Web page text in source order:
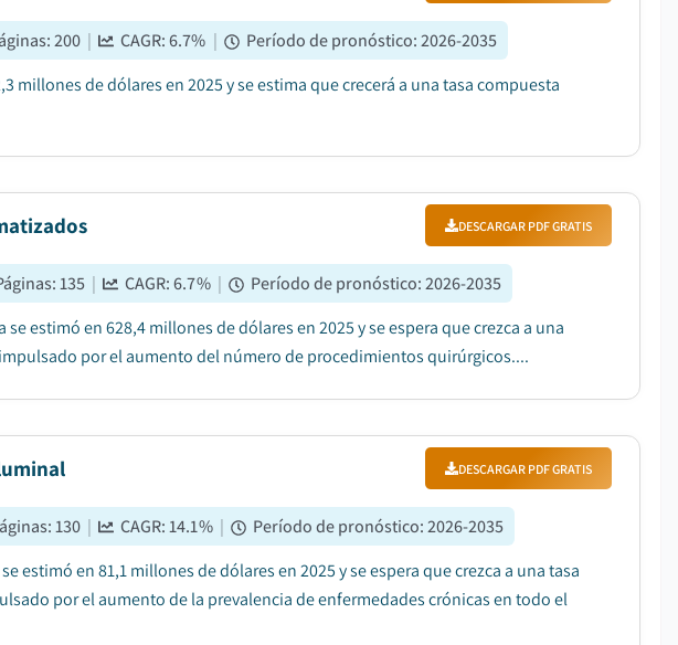
:200 | CAGR:6.7% | Período de pronóstico:2026-2035
millones de dólares en 2025 y se estima que crecerá a una tasa compuesta
DESCARGAR PDF GRATIS
:135 | CAGR:6.7% | Período de pronóstico:2026-2035
estimó en 628,4 millones de dólares en 2025 y se espera que crezca a una
por el aumento del número de procedimientos quirúrgicos....
DESCARGAR PDF GRATIS
:130 | CAGR:14.1% | Período de pronóstico:2026-2035
estimó en 81,1 millones de dólares en 2025 y se espera que crezca a una tasa
por el aumento de la prevalencia de enfermedades crónicas en todo el